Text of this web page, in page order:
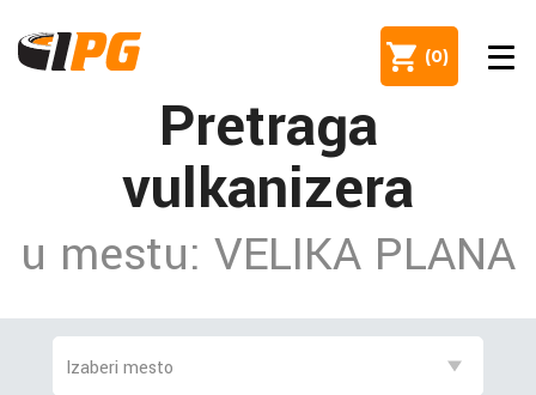
(0)
Pretraga
vulkanizera
u mestu: VELIKA PLANA